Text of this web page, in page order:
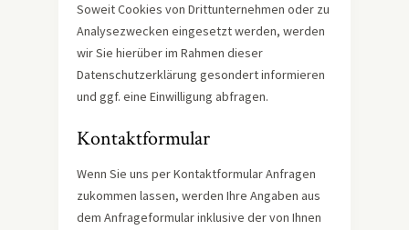
Soweit Cookies von Drittunternehmen oder zu
Analysezwecken eingesetzt werden, werden
wir Sie hierüber im Rahmen dieser
Datenschutzerklärung gesondert informieren
und ggf. eine Einwilligung abfragen.
Kontaktformular
Wenn Sie uns per Kontaktformular Anfragen
zukommen lassen, werden Ihre Angaben aus
dem Anfrageformular inklusive der von Ihnen